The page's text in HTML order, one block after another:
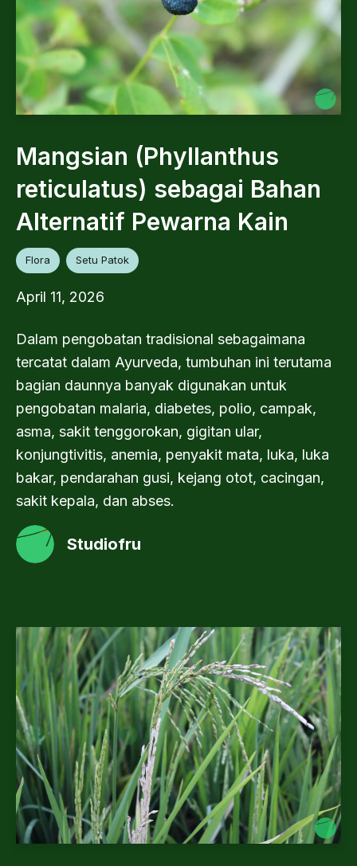
Mangsian (Phyllanthus
reticulatus) sebagai Bahan
Alternatif Pewarna Kain
Flora Setu Patok
April 11, 2026
Dalam pengobatan tradisional sebagaimana
tercatat dalam Ayurveda, tumbuhan ini terutama
bagian daunnya banyak digunakan untuk
pengobatan malaria, diabetes, polio, campak,
asma, sakit tenggorokan, gigitan ular,
konjungtivitis, anemia, penyakit mata, luka, luka
bakar, pendarahan gusi, kejang otot, cacingan,
sakit kepala, dan abses.
Studiofru